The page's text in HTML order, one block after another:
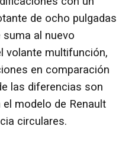
de ocho pulgadas
al nuevo
volante multifunción,
en comparación
las diferencias son
el modelo de Renault
circulares.